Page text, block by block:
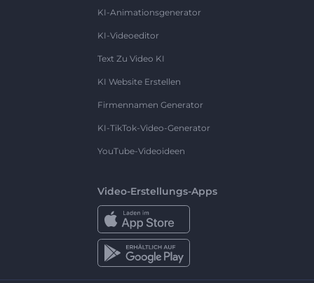
KI-Animationsgenerator
KI-Videoeditor
Text Zu Video KI
KI Website Erstellen
Firmennamen Generator
KI-TikTok-Video-Generator
YouTube-Videoideen
Video-Erstellungs-Apps